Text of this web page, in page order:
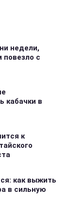
недели,
повезло с
кабачки в
к
как выжить
в сильную